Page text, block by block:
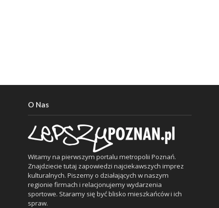
O Nas
Witamy na pierwszym portalu metropolii Poznań.
Znajdziecie tutaj zapowiedzi najciekawszych imprez
kulturalnych. Piszemy o działających w naszym
regionie firmach i relacjonujemy wydarzenia
sportowe. Staramy się być blisko mieszkańców i ich
spraw.